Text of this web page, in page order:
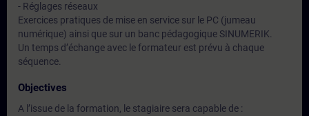
- Réglages réseaux
Exercices pratiques de mise en service sur le PC (jumeau
numérique) ainsi que sur un banc pédagogique SINUMERIK.
Un temps d’échange avec le formateur est prévu à chaque
séquence.
Objectives
A l’issue de la formation, le stagiaire sera capable de :